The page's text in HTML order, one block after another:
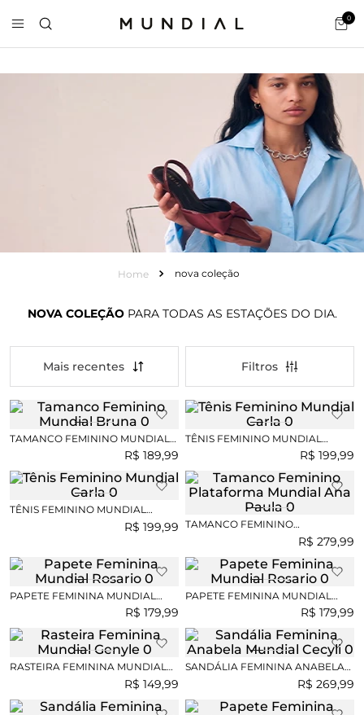
0
nova coleção
NOVA COLEÇÃO PARA TODAS AS ESTAÇÕES DO DIA.
Mais recentes
TAMANCO FEMININO MUNDIAL
R$ 189,99
TÊNIS FEMININO MUNDIAL
R$ 199,99
TÊNIS FEMININO MUNDIAL
R$ 199,99 TAMANCO FEMININO
PLATAFORMA MUNDIAL ANA
R$ 279,99
PAPETE FEMININA MUNDIAL
R$ 179,99
PAPETE FEMININA MUNDIAL
R$ 179,99
RASTEIRA FEMININA MUNDIAL
R$ 149,99
SANDÁLIA FEMININA ANABELA
R$ 269,99